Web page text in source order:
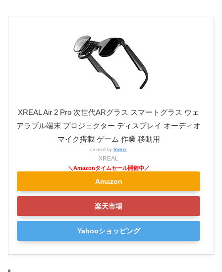
XREAL Air 2 Pro 次世代ARグラス スマートグラス ウェ
アラブル端末 プロジェクター ディスプレイ オーディオ
マイク搭載 ゲーム 作業 移動用
created by Rinker
XREAL
Amazon
楽天市場
Yahooショッピング